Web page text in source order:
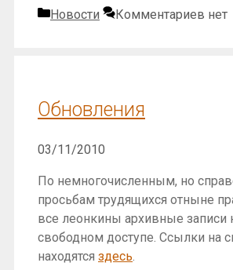
Рубрики
Новости Комментариев нет
Обновления
03/11/2010
По немногочисленным, но
просьбам трудящихся отныне
все леонкины архивные записи
свободном доступе. Ссылки на
находятся здесь.